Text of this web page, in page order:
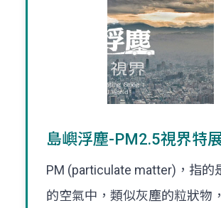
島嶼浮塵-PM2.5視界特
PM (particulate matter)，指的
的空氣中，類似灰塵的粒狀物